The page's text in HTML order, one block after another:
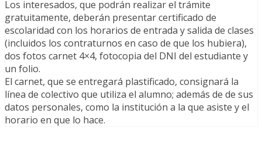
Los interesados, que podrán realizar el trámite
gratuitamente, deberán presentar certificado de
escolaridad con los horarios de entrada y salida de clases
(incluidos los contraturnos en caso de que los hubiera),
dos fotos carnet 4×4, fotocopia del DNI del estudiante y
un folio.
El carnet, que se entregará plastificado, consignará la
línea de colectivo que utiliza el alumno; además de de sus
datos personales, como la institución a la que asiste y el
horario en que lo hace.